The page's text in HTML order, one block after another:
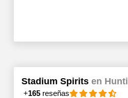
Stadium Spirits en
+165reseñas